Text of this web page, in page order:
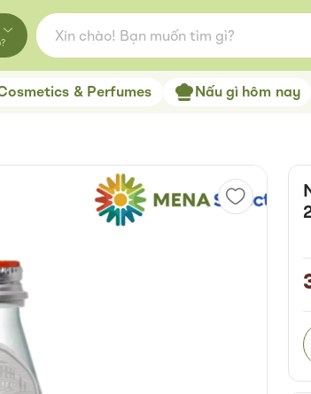
& Perfumes Nấu gì hôm nay